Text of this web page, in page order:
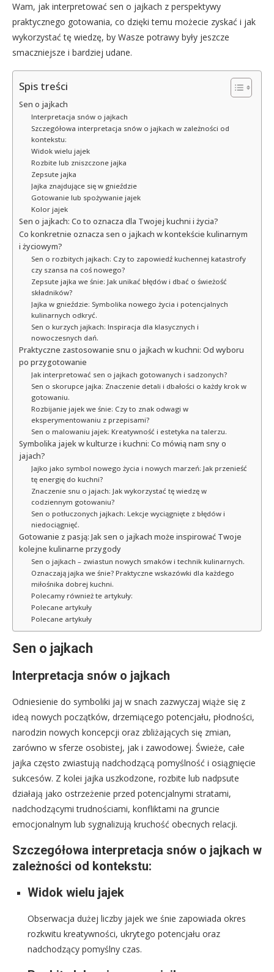
Wam, jak interpretować sen o jajkach z perspektywy
praktycznego gotowania, co dzięki temu możecie zyskać i jak
wykorzystać tę wiedzę, by Wasze potrawy były jeszcze
smaczniejsze i bardziej udane.
Spis treści
Sen o jajkach
Interpretacja snów o jajkach
Szczegółowa interpretacja snów o jajkach w zależności od
kontekstu:
Widok wielu jajek
Rozbite lub zniszczone jajka
Zepsute jajka
Jajka znajdujące się w gnieździe
Gotowanie lub spożywanie jajek
Kolor jajek
Sen o jajkach: Co to oznacza dla Twojej kuchni i życia?
Co konkretnie oznacza sen o jajkach w kontekście kulinarnym
i życiowym?
Sen o rozbitych jajkach: Czy to zapowiedź kuchennej katastrofy
czy szansa na coś nowego?
Zepsute jajka we śnie: Jak unikać błędów i dbać o świeżość
składników?
Jajka w gnieździe: Symbolika nowego życia i potencjalnych
kulinarnych odkryć.
Sen o kurzych jajkach: Inspiracja dla klasycznych i
nowoczesnych dań.
Praktyczne zastosowanie snu o jajkach w kuchni: Od wyboru
po przygotowanie
Jak interpretować sen o jajkach gotowanych i sadzonych?
Sen o skorupce jajka: Znaczenie detali i dbałości o każdy krok w
gotowaniu.
Rozbijanie jajek we śnie: Czy to znak odwagi w
eksperymentowaniu z przepisami?
Sen o malowaniu jajek: Kreatywność i estetyka na talerzu.
Symbolika jajek w kulturze i kuchni: Co mówią nam sny o
jajach?
Jajko jako symbol nowego życia i nowych marzeń: Jak przenieść
tę energię do kuchni?
Znaczenie snu o jajach: Jak wykorzystać tę wiedzę w
codziennym gotowaniu?
Sen o potłuczonych jajkach: Lekcje wyciągnięte z błędów i
niedociągnięć.
Gotowanie z pasją: Jak sen o jajkach może inspirować Twoje
kolejne kulinarne przygody
Sen o jajkach – zwiastun nowych smaków i technik kulinarnych.
Oznaczają jajka we śnie? Praktyczne wskazówki dla każdego
miłośnika dobrej kuchni.
Polecamy również te artykuły:
Polecane artykuły
Polecane artykuły
Sen o jajkach
Interpretacja snów o jajkach
Odniesienie do symboliki jaj w snach zazwyczaj wiąże się z
ideą nowych początków, drzemiącego potencjału, płodności,
narodzin nowych koncepcji oraz zbliżających się zmian,
zarówno w sferze osobistej, jak i zawodowej. Świeże, całe
jajka często zwiastują nadchodzącą pomyślność i osiągnięcie
sukcesów. Z kolei jajka uszkodzone, rozbite lub nadpsute
działają jako ostrzeżenie przed potencjalnymi stratami,
nadchodzącymi trudnościami, konfliktami na gruncie
emocjonalnym lub sygnalizują kruchość obecnych relacji.
Szczegółowa interpretacja snów o jajkach w
zależności od kontekstu:
Widok wielu jajek
Obserwacja dużej liczby jajek we śnie zapowiada okres
rozkwitu kreatywności, ukrytego potencjału oraz
nadchodzący pomyślny czas.